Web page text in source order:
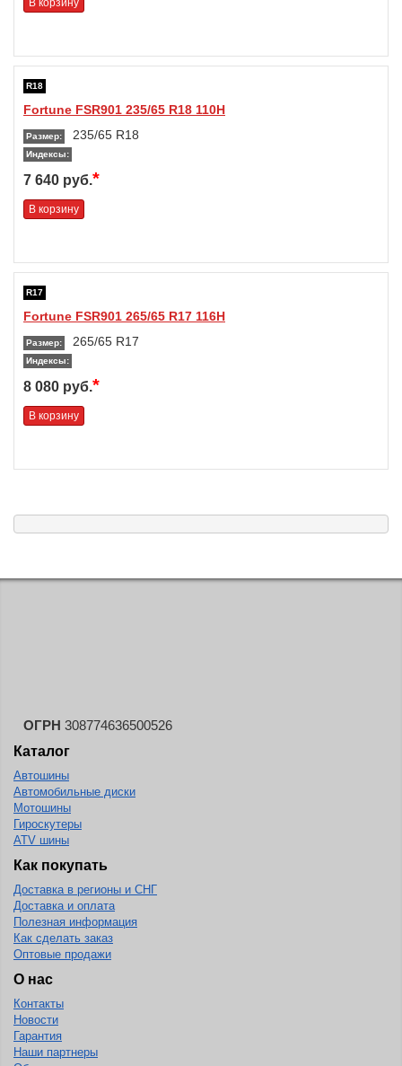
В корзину
R18
Fortune FSR901 235/65 R18 110H
Размер: 235/65 R18
Индексы:
7 640 руб.*
В корзину
R17
Fortune FSR901 265/65 R17 116H
Размер: 265/65 R17
Индексы:
8 080 руб.*
В корзину
ОГРН 308774636500526
Каталог
Автошины
Автомобильные диски
Мотошины
Гироскутеры
ATV шины
Как покупать
Доставка в регионы и СНГ
Доставка и оплата
Полезная информация
Как сделать заказ
Оптовые продажи
О нас
Контакты
Новости
Гарантия
Наши партнеры